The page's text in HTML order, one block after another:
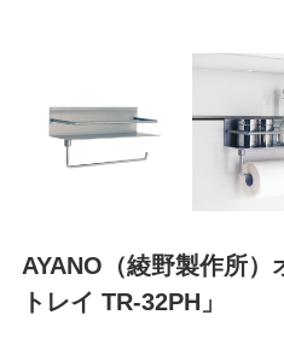
AYANO（綾野製作所）
トレイ TR-32PH」